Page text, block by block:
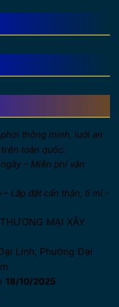
thông minh, lưới an
toàn quốc.
– Miễn phí vận
Lắp đặt cẩn thận, tỉ mỉ –
MẠI XÂY
Linh, Phường Đại
18/10/2025